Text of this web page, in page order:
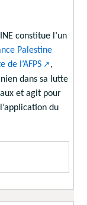
constitue l’un
Palestine
de l’AFPS
,
dans sa lutte
et agit pour
du